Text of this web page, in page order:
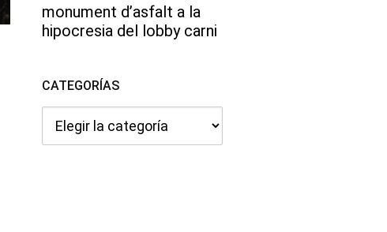
monument d’asfalt a la
hipocresia del lobby carni
CATEGORÍAS